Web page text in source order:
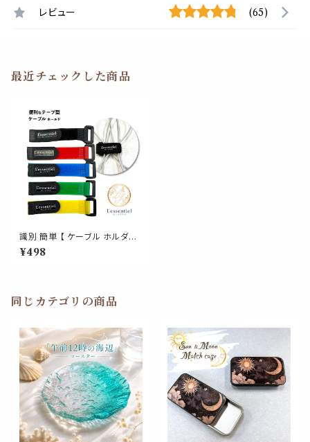
レビュー (65)
最近チェックした商品
識別 簡単 【 ケーブル ホルダー
】 結束 バンド 5色 セット 整理
コード 束ねる マジック テープ
¥498
同じカテゴリの商品